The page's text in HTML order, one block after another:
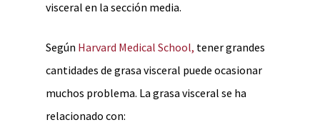
visceral en la sección media.
Según Harvard Medical School, tener grandes
cantidades de grasa visceral puede ocasionar
muchos problema. La grasa visceral se ha
relacionado con: